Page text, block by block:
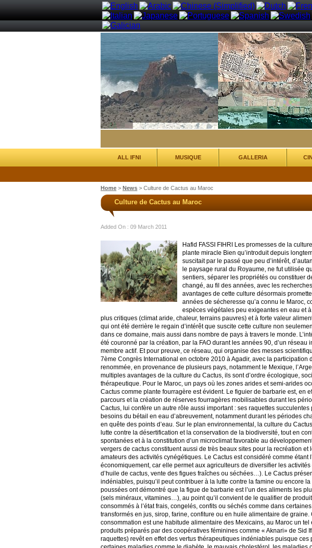
ALL IFNI MUSIQUE GALLERIA
Home > News > Culture de Cactus au Maroc
Culture de Cactus au Maroc
Added On : 09 March 2011
Hafid FASSI FIHRI Les promesses de la culture de Cactus au Maroc Un gisement à exploiter Une plante miracle Bien qu’introduit depuis longtemps au Maroc, le cactus (figuier de barbarie) ne suscitait par le passé que peu d’intérêt, d’autant plus que cette plante, fortement représentée dans le paysage rural du Royaume, ne fut utilisée que pour délimiter les parcelles cultivées et les sentiers, séparer les propriétés ou constituer des abris pour animaux (Zriba), mais cette donne a changé, au fil des années, avec les recherches scientifiques qui ont démontré les différents avantages de cette culture désormais prometteuse et à forte valeur ajoutée. La succession des années de sécheresse qu’a connu le Maroc, conjuguée au besoin pressant de trouver des espèces végétales peu exigeantes en eau et à grande adaptation aux conditions de milieu les plus critiques (climat aride, chaleur, terrains pauvres) et à forte valeur alimentaire et fourragère, sont des facteurs parmi d’autres qui ont été derrière le regain d’intérêt que suscite cette culture non seulement au Maroc, qui dispose d’un potentiel énorme dans ce domaine, mais aussi dans nombre de pays à travers le monde. L’intérêt grandissant pour cette plante miraculeuse a été couronné par la création, par la FAO durant les années 90, d’un réseau international « FAO- CactusNet» , dont le Maroc est membre actif. Et pour preuve, ce réseau, qui organise des messes scientifiques de grande envergure, a décidé de tenir son 7ème Congrès International en octobre 2010 à Agadir, avec la participation de plus de 500 chercheurs et experts de renommée, en provenance de plusieurs pays, notamment le Mexique, l’Argentine, le Chili, le Maroc et l’Italie. Concernant les multiples avantages de la culture du Cactus, ils sont d’ordre écologique, socio-économique, alimentaire, cosmétique ou encore thérapeutique. Pour le Maroc, un pays où les zones arides et semi-arides occupent de grandes superficies, l’intérêt pour le Cactus comme plante fourragère est évident. Le figuier de barbarie est, en effet, un outil efficace pour l’amélioration des parcours et la création de réserves fourragères mobilisables durant les périodes difficiles. La forte teneur en eau (90 pc) du Cactus, lui confère un autre rôle aussi important : ses raquettes succulentes peuvent assurer la satisfaction de 80 pc des besoins du bétail en eau d’abreuvement, notamment durant les périodes chaudes où les troupeaux ne cessent de transhumer en quête des points d’eau. Sur le plan environnemental, la culture du Cactus permet la préservation des sols contre l’érosion, la lutte contre la désertification et la conservation de la biodiversité, tout en contribuant à la régénération des espèces végétales spontanées et à la constitution d’un microclimat favorable au développement d’une faune et une flore très diversifiées. Les vergers de cactus constituent aussi de très beaux sites pour la recréation et le tourisme rural et de véritables réserves pour les amateurs des activités cynégétiques. Le Cactus est considéré comme étant l’une des plantes les plus rentables économiquement, car elle permet aux agriculteurs de diversifier les activités génératrices de revenu (apiculture, extraction d’huile de cactus, vente des figues fraîches ou séchées…). Le Cactus présente également des avantages alimentaires indéniables, puisqu’il peut contribuer à la lutte contre la famine ou encore la malnutrition . En effet, des recherches très poussées ont démontré que la figue de barbarie est l’un des aliments les plus complet et les plus riches en différents nutriments (sels minéraux, vitamines…), au point qu’il convient de le qualifier de produit « neutraceutique» . Les fruits peuvent être consommés à l’état frais, congelés, confits ou séchés comme dans certaines régions du sud du Royaume, ou encore transformés en jus, sirop, farine, confiture ou en huile alimentaire de graine. Concernant les jeunes raquettes (cladodes), si leur consommation est une habitude alimentaire des Mexicains, au Maroc un tel engouement est quasi-absent sauf pour certains produits préparés par des coopératives féminines comme « Aknari» de Sid Ifni et « Assobar» des Rhamna. Le Cactus (figues et raquettes) revêt en effet des vertus thérapeutiques indéniables puisque ces produits sont utilisés dans la prévention contre certaines maladies comme le diabète, le mauvais cholestérol, les maladies cardio-vasculaires ou encore pour le traitement du rhumatisme, la toux, les infections de l’appareil urinaire, les troubles digestifs, l’ulcère, les diarrhées et les coliques. Il est connu aussi pour son efficacité comme antirides, ainsi que comme base pour la